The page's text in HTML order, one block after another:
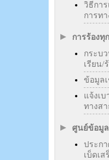
วิธีกา
การท
การร้องทุ
กระบ
เรียน/
ข้อมูล
แจ้งเ
ทางส
ศูนย์ข้อมู
ประก
เบ็ดเส